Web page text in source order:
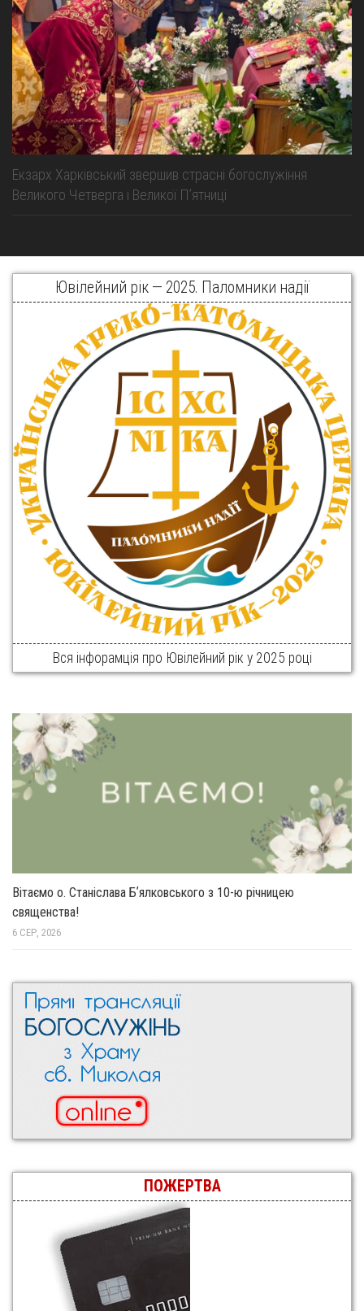
Екзарх Харківський звершив страсні богослужіння
Великого Четверга і Великої Пʼятниці
Ювілейний рік — 2025. Паломники надії
Вся інфорамція про Ювілейний рік у 2025 році
Вітаємо о. Станіслава Бʼялковського з 10-ю річницею
священства!
6 СЕР, 2026
ПОЖЕРТВА